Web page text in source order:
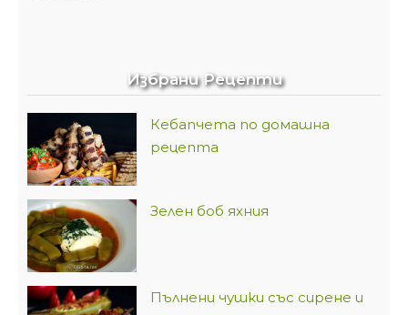
Избрани Рецепти
Кебапчета по домашна
рецепта
Зелен боб яхния
Пълнени чушки със сирене и